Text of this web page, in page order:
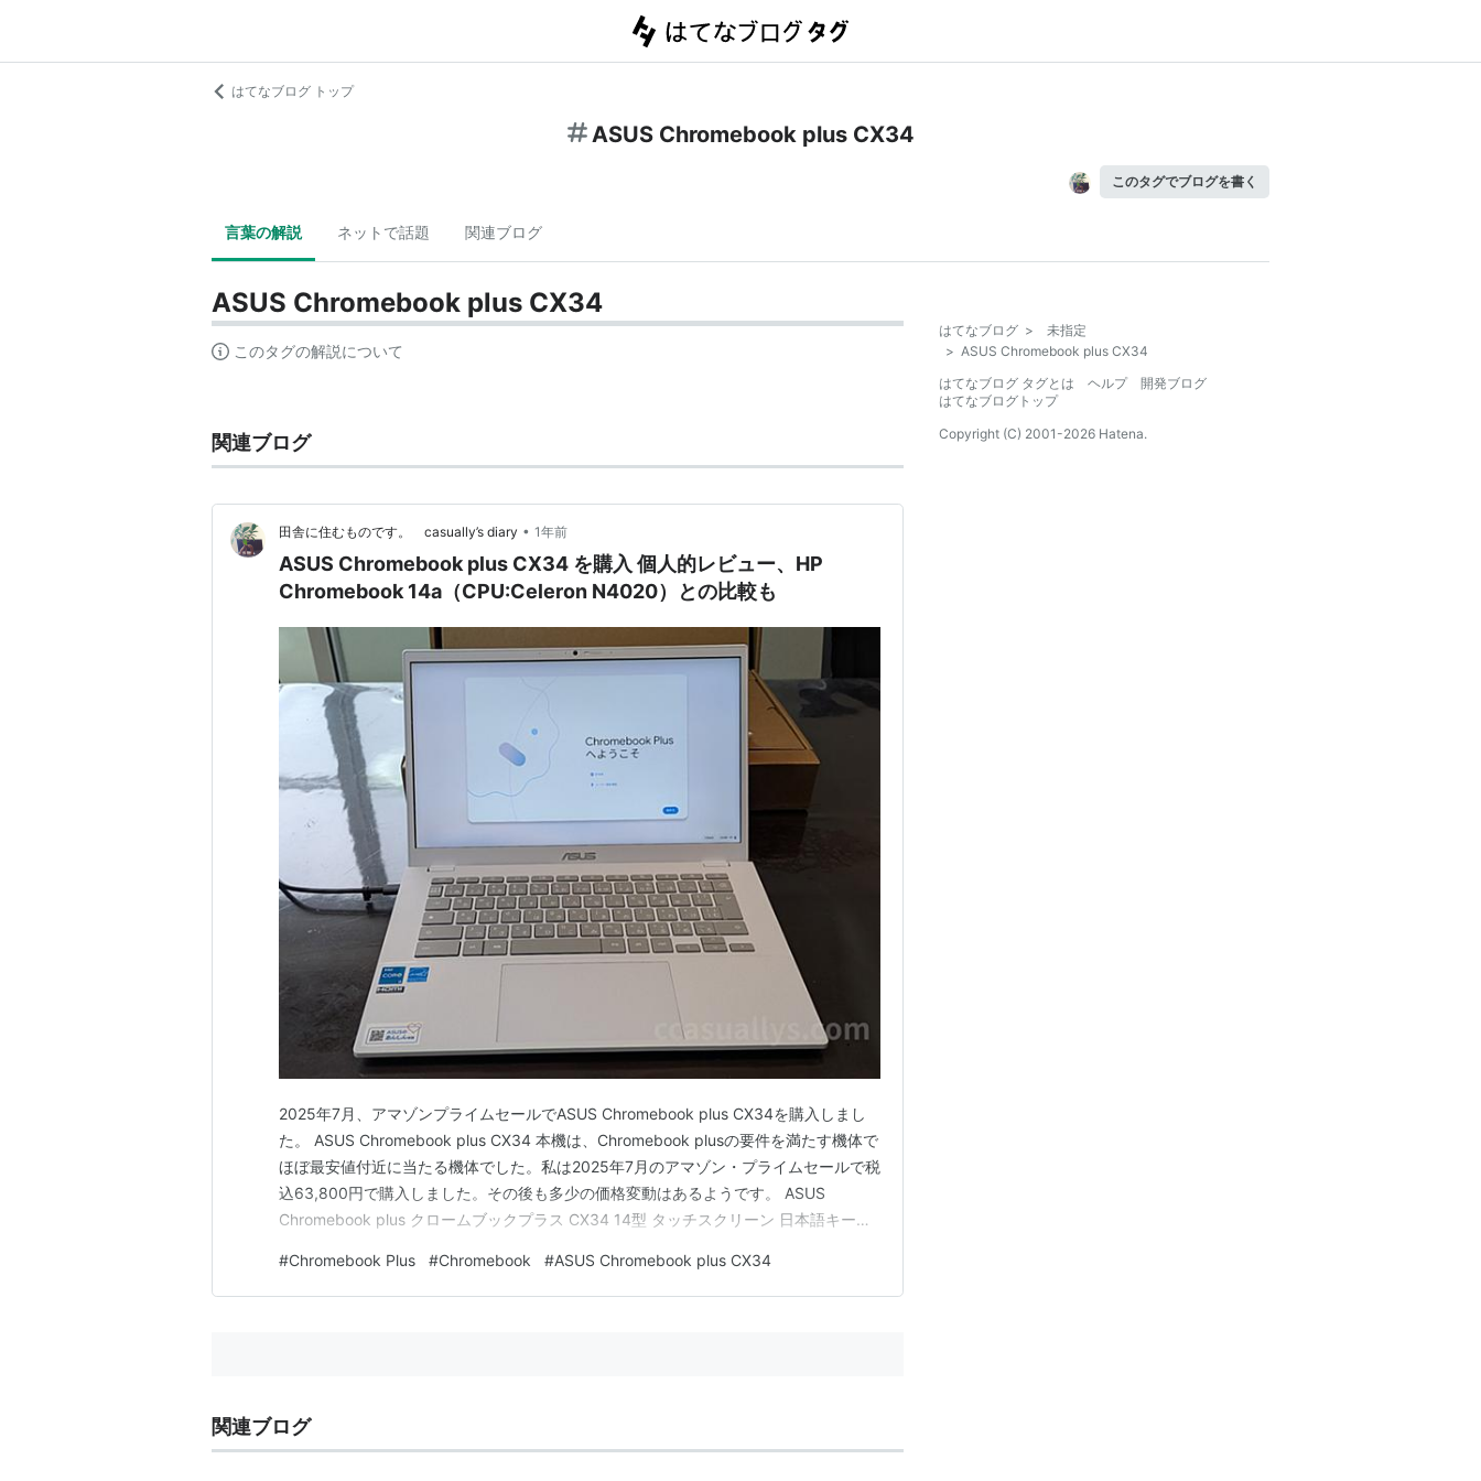
はてなブログ トップ
ASUS Chromebook plus CX34
このタグでブログを書く
言葉の解説 ネットで話題 関連ブログ
ASUS Chromebook plus CX34
このタグの解説について
関連ブログ
田舎に住むものです。 casually’s diary • 1年前
ASUS Chromebook plus CX34 を購入 個人的レビュー、HP
Chromebook 14a（CPU:Celeron N4020）との比較も
2025年7月、アマゾンプライムセールでASUS Chromebook plus CX34を購入しまし
た。 ASUS Chromebook plus CX34 本機は、Chromebook plusの要件を満たす機体で
ほぼ最安値付近に当たる機体でした。私は2025年7月のアマゾン・プライムセールで税
込63,800円で購入しました。その後も多少の価格変動はあるようです。 ASUS
Chromebook plus クロームブックプラス CX34 14型 タッチスクリーン 日本語キーボ
MW01…
#Chromebook Plus #Chromebook #ASUS Chromebook plus CX34
関連ブログ
はてなブログ >
未指定
> ASUS Chromebook plus CX34
はてなブログ タグとは
ヘルプ
開発ブログ
はてなブログトップ
Copyright (C) 2001-2026 Hatena.